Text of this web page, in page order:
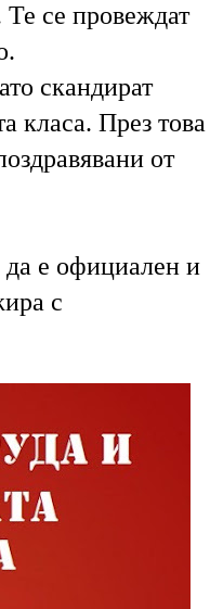
се провеждат
скандират
класа. През това
от
е официален и
с